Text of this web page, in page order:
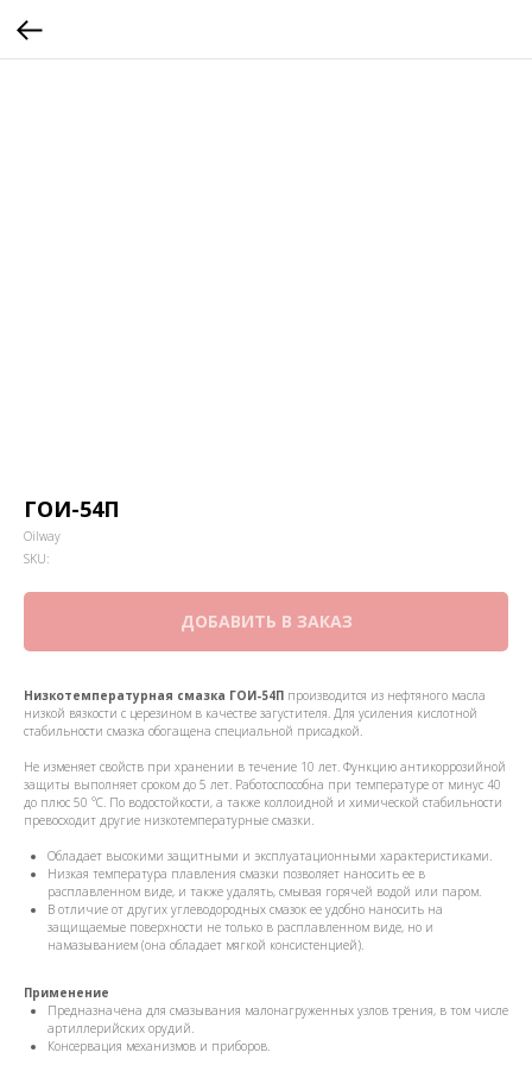
ГОИ-54П
Oilway
SKU:
ДОБАВИТЬ В ЗАКАЗ
Низкотемпературная смазка ГОИ-54П производится из нефтяного масла
низкой вязкости с церезином в качестве загустителя. Для усиления кислотной
стабильности смазка обогащена специальной присадкой.
Не изменяет свойств при хранении в течение 10 лет. Функцию антикоррозийной
защиты выполняет сроком до 5 лет. Работоспособна при температуре от минус 40
до плюс 50 °С. По водостойкости, а также коллоидной и химической стабильности
превосходит другие низкотемпературные смазки.
Обладает высокими защитными и эксплуатационными характеристиками.
Низкая температура плавления смазки позволяет наносить ее в
расплавленном виде, и также удалять, смывая горячей водой или паром.
В отличие от других углеводородных смазок ее удобно наносить на
защищаемые поверхности не только в расплавленном виде, но и
намазыванием (она обладает мягкой консистенцией).
Применение
Предназначена для смазывания малонагруженных узлов трения, в том числе
артиллерийских орудий.
Консервация механизмов и приборов.